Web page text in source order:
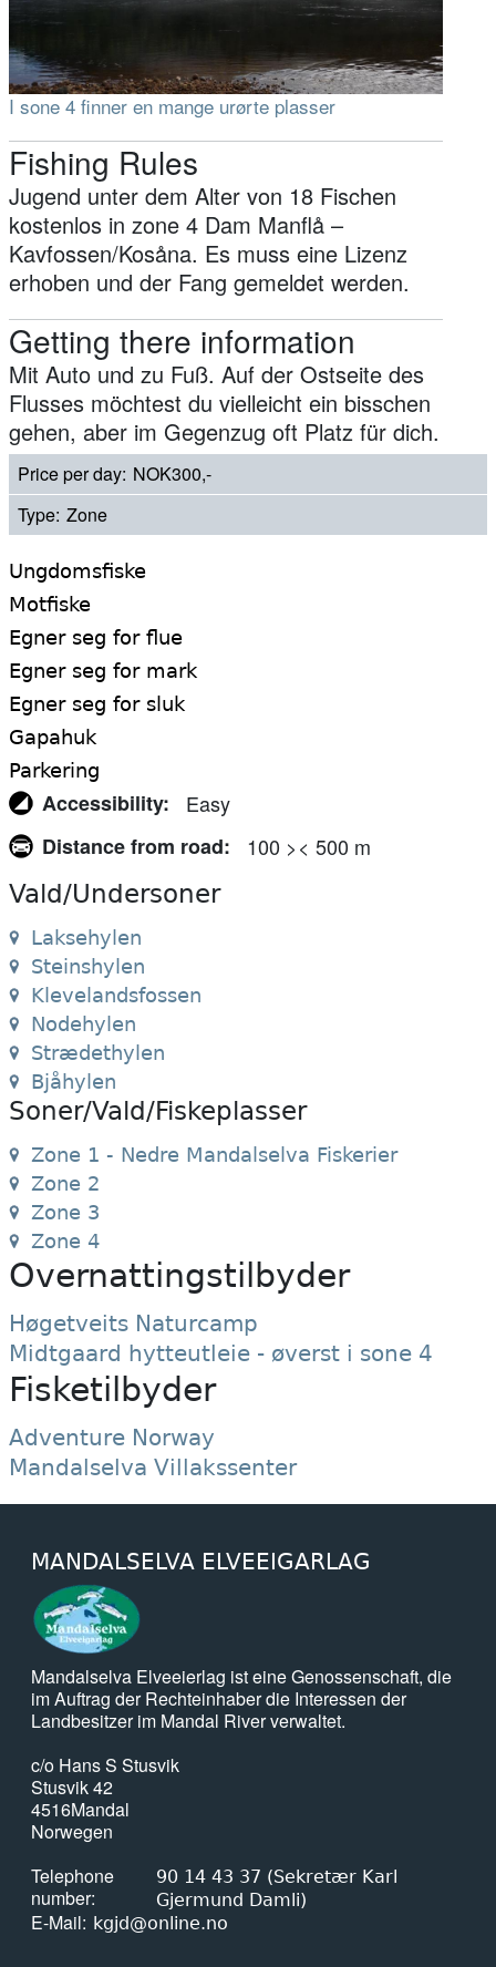
I sone 4 finner en mange urørte plasser
Fishing Rules
Jugend unter dem Alter von 18 Fischen
kostenlos in zone 4 Dam Manflå –
Kavfossen/Kosåna. Es muss eine Lizenz
erhoben und der Fang gemeldet werden.
Getting there information
Mit Auto und zu Fuß. Auf der Ostseite des
Flusses möchtest du vielleicht ein bisschen
gehen, aber im Gegenzug oft Platz für dich.
Price per day NOK300,-
Type Zone
Ungdomsfiske
Motfiske
Egner seg for flue
Egner seg for mark
Egner seg for sluk
Gapahuk
Parkering
Accessibility
Easy
Distance from road
100 >< 500 m
Vald/Undersoner
Laksehylen
Steinshylen
Klevelandsfossen
Nodehylen
Strædethylen
Bjåhylen
Soner/Vald/Fiskeplasser
Zone 1 - Nedre Mandalselva Fiskerier
Zone 2
Zone 3
Zone 4
Overnattingstilbyder
Høgetveits Naturcamp
Midtgaard hytteutleie - øverst i sone 4
Fisketilbyder
Adventure Norway
Mandalselva Villakssenter
MANDALSELVA ELVEEIGARLAG
Mandalselva Elveeierlag ist eine Genossenschaft, die
im Auftrag der Rechteinhaber die Interessen der
Landbesitzer im Mandal River verwaltet.
c/o Hans S Stusvik
Stusvik 42
4516Mandal
Norwegen
Telephone
number
90 14 43 37 (Sekretær Karl
Gjermund Damli)
E-Mail kgjd@online.no